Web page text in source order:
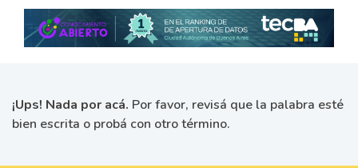
¡Ups! Nada por acá. Por favor, revisá que la palabra esté
bien escrita o probá con otro término.